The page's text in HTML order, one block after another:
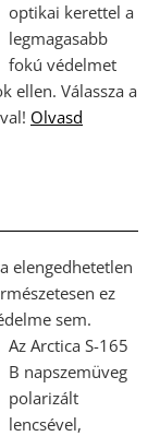
optikai kerettel a
legmagasabb
fokú védelmet
ellen. Válassza a
Olvasd
elengedhetetlen
ez
sem.
Az Arctica S-165
B napszemüveg
polarizált
lencsével,